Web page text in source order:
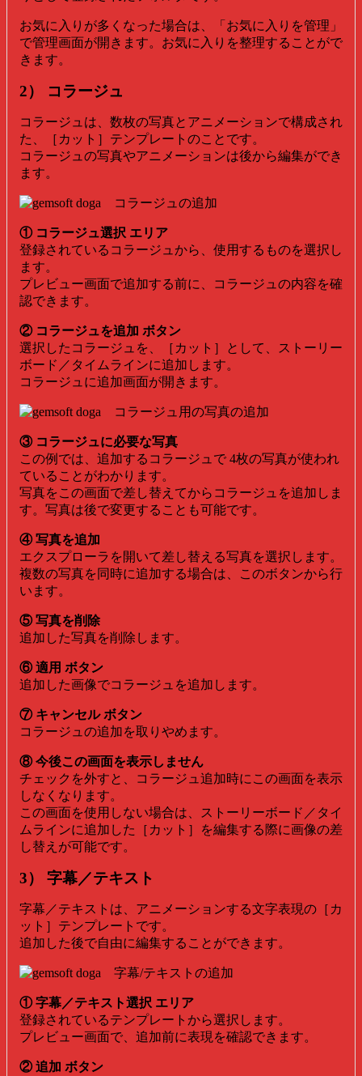
お気に入りが多くなった場合は、「お気に入りを管理」
で管理画面が開きます。お気に入りを整理することがで
きます。
2） コラージュ
コラージュは、数枚の写真とアニメーションで構成され
た、［カット］テンプレートのことです。
コラージュの写真やアニメーションは後から編集ができ
ます。
① コラージュ選択 エリア
登録されているコラージュから、使用するものを選択し
ます。
プレビュー画面で追加する前に、コラージュの内容を確
認できます。
② コラージュを追加 ボタン
選択したコラージュを、［カット］として、ストーリー
ボード／タイムラインに追加します。
コラージュに追加画面が開きます。
③ コラージュに必要な写真
この例では、追加するコラージュで 4枚の写真が使われ
ていることがわかります。
写真をこの画面で差し替えてからコラージュを追加しま
す。写真は後で変更することも可能です。
④ 写真を追加
エクスプローラを開いて差し替える写真を選択します。
複数の写真を同時に追加する場合は、このボタンから行
います。
⑤ 写真を削除
追加した写真を削除します。
⑥ 適用 ボタン
追加した画像でコラージュを追加します。
⑦ キャンセル ボタン
コラージュの追加を取りやめます。
⑧ 今後この画面を表示しません
チェックを外すと、コラージュ追加時にこの画面を表示
しなくなります。
この画面を使用しない場合は、ストーリーボード／タイ
ムラインに追加した［カット］を編集する際に画像の差
し替えが可能です。
3） 字幕／テキスト
字幕／テキストは、アニメーションする文字表現の［カ
ット］テンプレートです。
追加した後で自由に編集することができます。
① 字幕／テキスト選択 エリア
登録されているテンプレートから選択します。
プレビュー画面で、追加前に表現を確認できます。
② 追加 ボタン